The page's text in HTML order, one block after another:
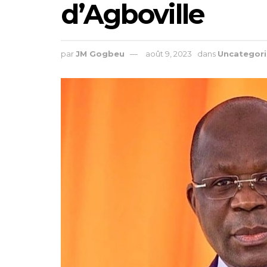
d’Agboville
parJM Gogbeu août 9, 2023 dans